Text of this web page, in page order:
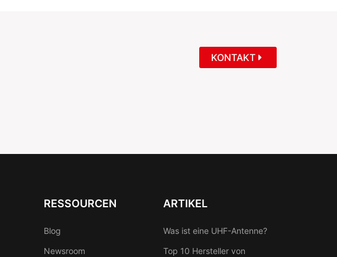
KONTAKT
RESSOURCEN
Blog
Newsroom
ARTIKEL
Was ist eine UHF-Antenne?
Top 10 Hersteller von